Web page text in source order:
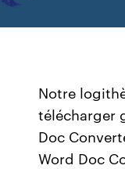
Notre
télécharger
Doc
Word Doc